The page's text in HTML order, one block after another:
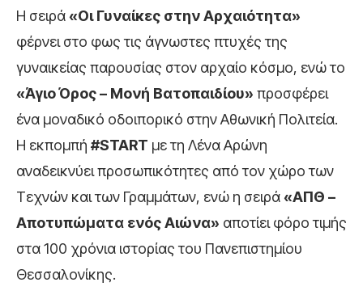
Η σειρά«Οι Γυναίκες στην Αρχαιότητα»
φέρνει στο φως τις άγνωστες πτυχές της
γυναικείας παρουσίας στον αρχαίο κόσμο, ενώ το
«Άγιο Όρος – Μονή Βατοπαιδίου» προσφέρει
ένα μοναδικό οδοιπορικό στην Αθωνική Πολιτεία.
Η εκπομπή #START με τη Λένα Αρώνη
αναδεικνύει προσωπικότητες από τον χώρο των
Τεχνών και των Γραμμάτων, ενώ η σειρά«ΑΠΘ –
Αποτυπώματα ενός Αιώνα» αποτίει φόρο τιμής
στα 100 χρόνια ιστορίας του Πανεπιστημίου
Θεσσαλονίκης.